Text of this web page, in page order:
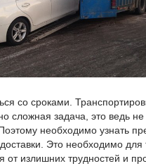
со сроками.
сложная задача, это ведь
необходимо узнать
Это необходимо для
от излишних трудностей и